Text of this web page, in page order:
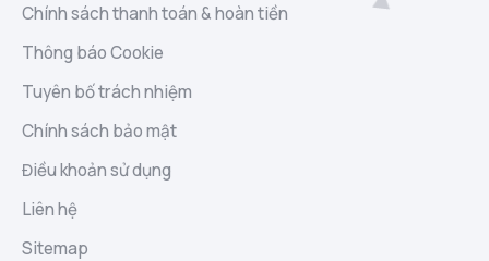
Chính sách thanh toán & hoàn tiền
Thông báo Cookie
Tuyên bố trách nhiệm
Chính sách bảo mật
Điều khoản sử dụng
Liên hệ
Sitemap